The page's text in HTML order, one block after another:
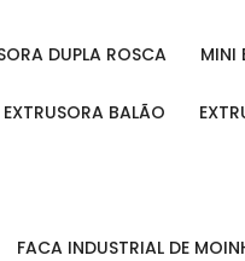
DUPLA ROSCA
EXTRUSORA BALÃO
FACA INDUSTRIAL DE